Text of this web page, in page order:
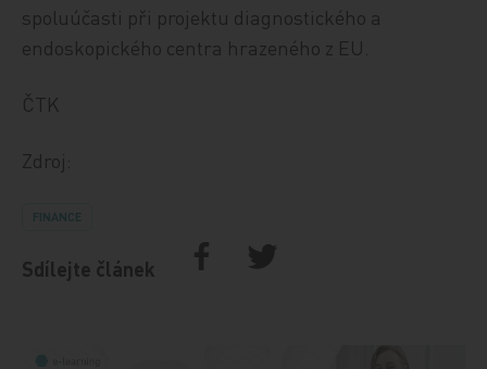
spoluúčasti při projektu diagnostického a
endoskopického centra hrazeného z EU.
ČTK
Zdroj:
FINANCE
Sdílejte článek